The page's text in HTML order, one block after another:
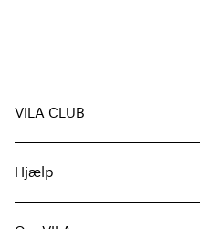
VILA CLUB
Bliv medlem
Min konto
Følg ordre
Hjælp